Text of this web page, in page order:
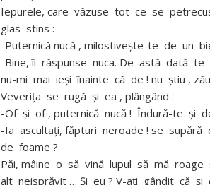
Iepurele, care văzuse tot ce se
glas stins :
-Puternică nucă , milostiveşte-te de un
-Bine, îi răspunse nuca. De astă dată
nu-mi mai ieşi înainte că de ! nu ştiu ,
Veveriţa se rugă şi ea , plângând :
-Of şi of , puternică nucă ! Îndură-te şi
-Ia ascultaţi, făpturi neroade ! se
de foame ?
Păi, mâine o să vină lupul să mă
alt neisprăvit … Şi eu ? V-aţi gândit că